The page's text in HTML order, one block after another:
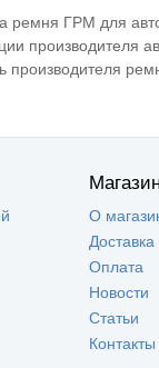
ремня ГРМ для
производителя
производителя
О
Доставка
Оплата
Новости
Статьи
Контакты